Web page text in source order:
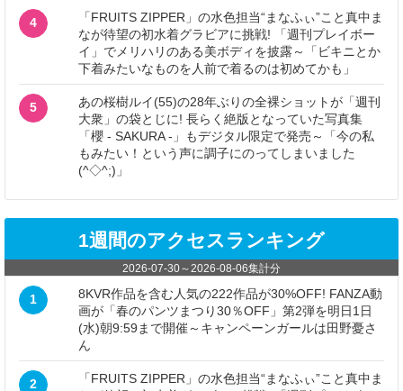
4
「FRUITS ZIPPER」の水色担当“まなふぃ”こと真中ま
なが待望の初水着グラビアに挑戦! 「週刊プレイボー
イ」でメリハリのある美ボディを披露～「ビキニとか
下着みたいなものを人前で着るのは初めてかも」
5
あの桜樹ルイ(55)の28年ぶりの全裸ショットが「週刊
大衆」の袋とじに! 長らく絶版となっていた写真集
「櫻 - SAKURA -」もデジタル限定で発売～「今の私
もみたい！という声に調子にのってしまいました
(^◇^;)」
1週間のアクセスランキング
2026-07-30～ 2026-08-06集計分
1
8KVR作品を含む人気の222作品が30%OFF! FANZA動
画が「春のパンツまつり30％OFF」第2弾を明日1日
(水)朝9:59まで開催～キャンペーンガールは田野憂さ
ん
2
「FRUITS ZIPPER」の水色担当“まなふぃ”こと真中ま